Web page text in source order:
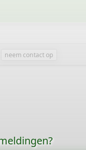
neem contact op